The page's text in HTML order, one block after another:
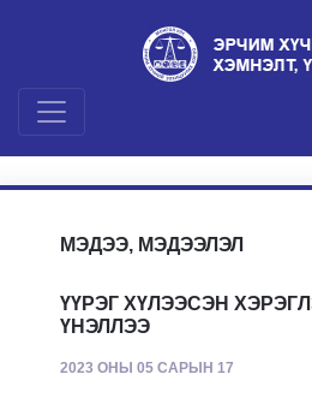
МЭДЭЭ, МЭДЭЭЛЭЛ
ҮҮРЭГ ХҮЛЭЭСЭН
ҮНЭЛЛЭЭ
2023 ОНЫ 05 САРЫН 17